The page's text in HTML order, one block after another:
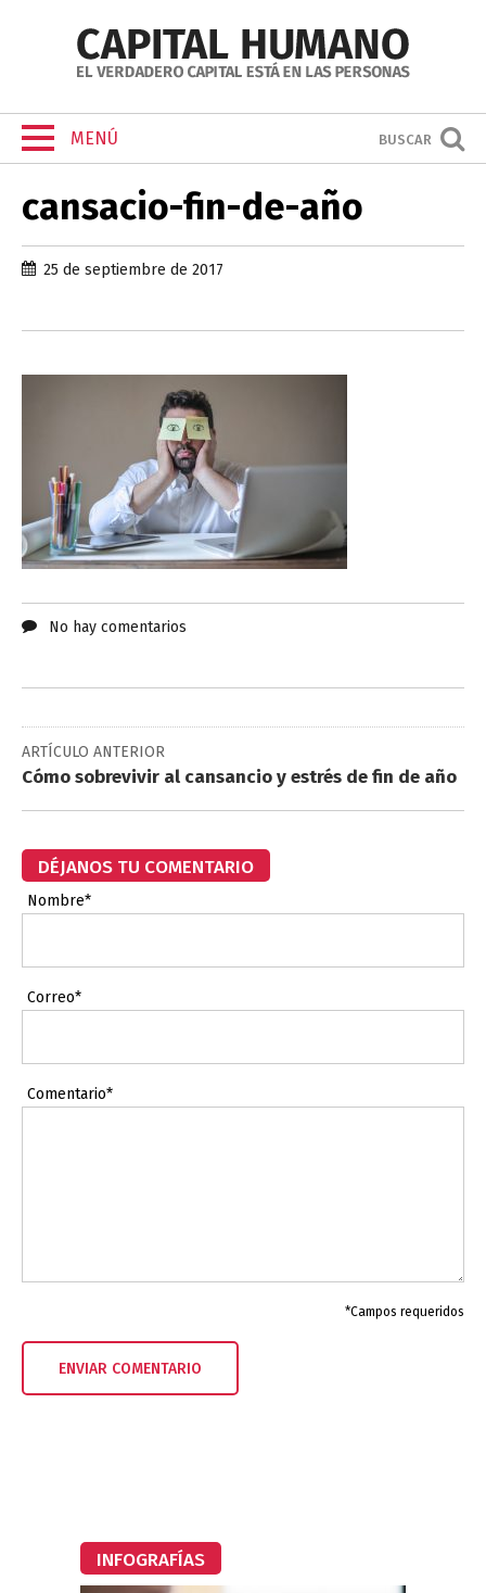
MENÚ BUSCAR
cansacio-fin-de-año
25 de septiembre de 2017
No hay comentarios
ARTÍCULO ANTERIOR
Cómo sobrevivir al cansancio y estrés de fin de año
DÉJANOS TU COMENTARIO
Nombre*
Correo*
Comentario*
*Campos requeridos
INFOGRAFÍAS